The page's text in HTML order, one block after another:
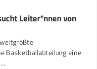
Leiter*nnen von
Basketballabteilung eine